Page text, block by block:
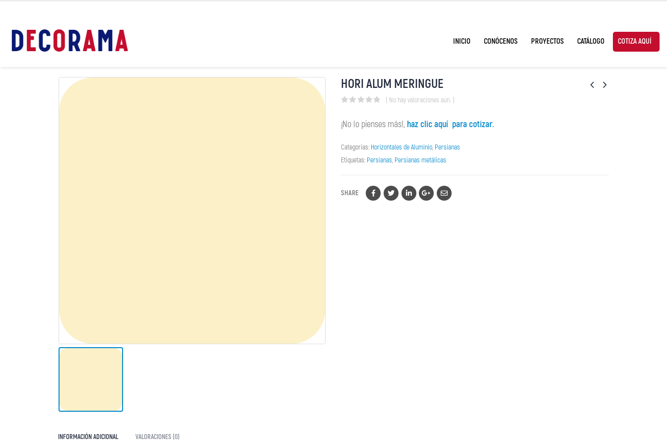
INICIO CONÓCENOS PROYECTOS CATÁLOGO COTIZA AQUÍ
HORI ALUM MERINGUE
( No hay valoraciones aún. )
¡No lo pienses más!, haz clic aquí para cotizar.
Categorías: Horizontales de Aluminio, Persianas
Etiquetas: Persianas, Persianas metálicas
SHARE
INFORMACIÓN ADICIONAL VALORACIONES (0)